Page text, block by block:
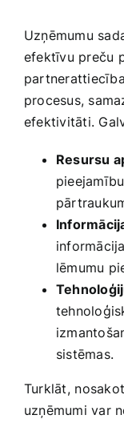
Uzņēmumu
efektīvu preču
procesus,
efektivitāti.
Resursu
lēmumu
sistēmas.
Turklāt,⁣
uzņēmumi var